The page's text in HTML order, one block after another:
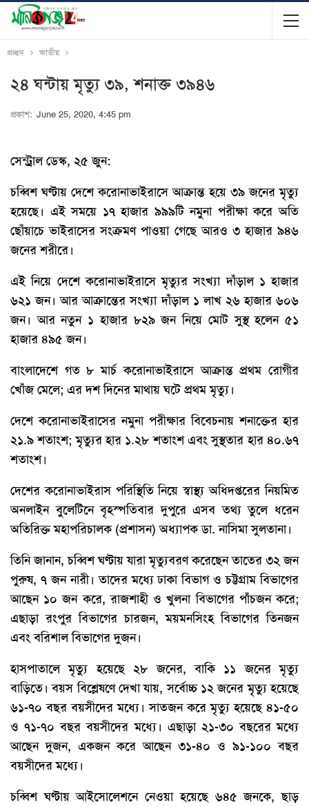
প্রচ্ছদ জাতীয়
২৪ ঘন্টায় মৃত্যু ৩৯, শনাক্ত ৩৯৪৬
প্রকাশ: June 25, 2020, 4:45 pm
সেন্ট্রাল ডেস্ক, ২৫ জুন:
চব্বিশ ঘণ্টায় দেশে করোনাভাইরাসে আক্রান্ত হয়ে ৩৯ জনের মৃত্যু
হয়েছে। এই সময়ে ১৭ হাজার ৯৯৯টি নমুনা পরীক্ষা করে অতি
ছোঁয়াচে ভাইরাসের সংক্রমণ পাওয়া গেছে আরও ৩ হাজার ৯৪৬
জনের শরীরে।
এই নিয়ে দেশে করোনাভাইরাসে মৃত্যুর সংখ্যা দাঁড়াল ১ হাজার
৬২১ জন। আর আক্রান্তের সংখ্যা দাঁড়াল ১ লাখ ২৬ হাজার ৬০৬
জন। আর নতুন ১ হাজার ৮২৯ জন নিয়ে মোট সুস্থ হলেন ৫১
হাজার ৪৯৫ জন।
বাংলাদেশে গত ৮ মার্চ করোনাভাইরাসে আক্রান্ত প্রথম রোগীর
খোঁজ মেলে; এর দশ দিনের মাথায় ঘটে প্রথম মৃত্যু।
দেশে করোনাভাইরাসের নমুনা পরীক্ষার বিবেচনায় শনাক্তের হার
২১.৯ শতাংশ; মৃত্যুর হার ১.২৮ শতাংশ এবং সুস্থতার হার ৪০.৬৭
শতাংশ।
দেশের করোনাভাইরাস পরিস্থিতি নিয়ে স্বাস্থ্য অধিদপ্তরের নিয়মিত
অনলাইন বুলেটিনে বৃহস্পতিবার দুপুরে এসব তথ্য তুলে ধরেন
অতিরিক্ত মহাপরিচালক (প্রশাসন) অধ্যাপক ডা. নাসিমা সুলতানা।
তিনি জানান, চব্বিশ ঘণ্টায় যারা মৃত্যুবরণ করেছেন তাতের ৩২ জন
পুরুষ, ৭ জন নারী। তাদের মধ্যে ঢাকা বিভাগ ও চট্টগ্রাম বিভাগের
আছেন ১০ জন করে, রাজশাহী ও খুলনা বিভাগের পাঁচজন করে;
এছাড়া রংপুর বিভাগের চারজন, ময়মনসিংহ বিভাগের তিনজন
এবং বরিশাল বিভাগের দুজন।
হাসপাতালে মৃত্যু হয়েছে ২৮ জনের, বাকি ১১ জনের মৃত্যু
বাড়িতে। বয়স বিশ্লেষণে দেখা যায়, সর্বোচ্চ ১২ জনের মৃত্যু হয়েছে
৬১-৭০ বছর বয়সীদের মধ্যে। সাতজন করে মৃত্যু হয়েছে ৪১-৫০
ও ৭১-৭০ বছর বয়সীদের মধ্যে। এছাড়া ২১-৩০ বছরের মধ্যে
আছেন দুজন, একজন করে আছেন ৩১-৪০ ও ৯১-১০০ বছর
বয়সীদের মধ্যে।
চব্বিশ ঘণ্টায় আইসোলেশনে নেওয়া হয়েছে ৬৪৫ জনকে, ছাড়